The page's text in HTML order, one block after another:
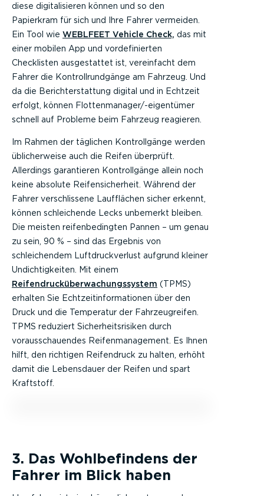
diese digitalisieren können und so den
Papierkram für sich und Ihre Fahrer vermeiden.
Ein Tool wie WEBLFEET Vehicle Check, das mit
einer mobilen App und vordefinierten
Checklisten ausgestattet ist, vereinfacht dem
Fahrer die Kontrollrundgänge am Fahrzeug. Und
da die Berichterstattung digital und in Echtzeit
erfolgt, können Flottenmanager/-eigentümer
schnell auf Probleme beim Fahrzeug reagieren.
Im Rahmen der täglichen Kontrollgänge werden
üblicherweise auch die Reifen überprüft.
Allerdings garantieren Kontrollgänge allein noch
keine absolute Reifensicherheit. Während der
Fahrer verschlissene Laufflächen sicher erkennt,
können schleichende Lecks unbemerkt bleiben.
Die meisten reifenbedingten Pannen – um genau
zu sein, 90 % – sind das Ergebnis von
schleichendem Luftdruckverlust aufgrund kleiner
Undichtigkeiten. Mit einem
Reifendrucküberwachungssystem (TPMS)
erhalten Sie Echtzeitinformationen über den
Druck und die Temperatur der Fahrzeugreifen.
TPMS reduziert Sicherheitsrisiken durch
vorausschauendes Reifenmanagement. Es Ihnen
hilft, den richtigen Reifendruck zu halten, erhöht
damit die Lebensdauer der Reifen und spart
Kraftstoff.
3. Das Wohlbefindens der
Fahrer im Blick haben